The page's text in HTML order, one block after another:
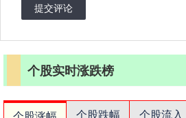
提交评论
个股实时涨跌榜
个股跌幅 个股流入